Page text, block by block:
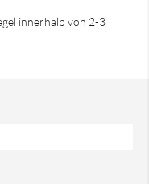
innerhalb von 2-3